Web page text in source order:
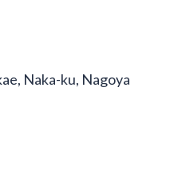
Naka-ku, Nagoya